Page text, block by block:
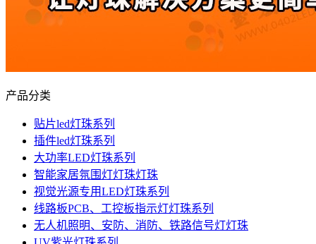
产品分类
贴片led灯珠系列
插件led灯珠系列
大功率LED灯珠系列
智能家居氛围灯灯珠灯珠
视觉光源专用LED灯珠系列
线路板PCB、工控板指示灯灯珠系列
无人机照明、安防、消防、铁路信号灯灯珠